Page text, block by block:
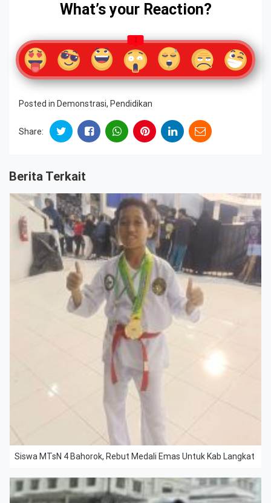
What’s your Reaction?
1
Posted in Demonstrasi, Pendidikan
Share:
Berita Terkait
Siswa MTsN 4 Bahorok, Rebut Medali Emas Untuk Kab Langkat